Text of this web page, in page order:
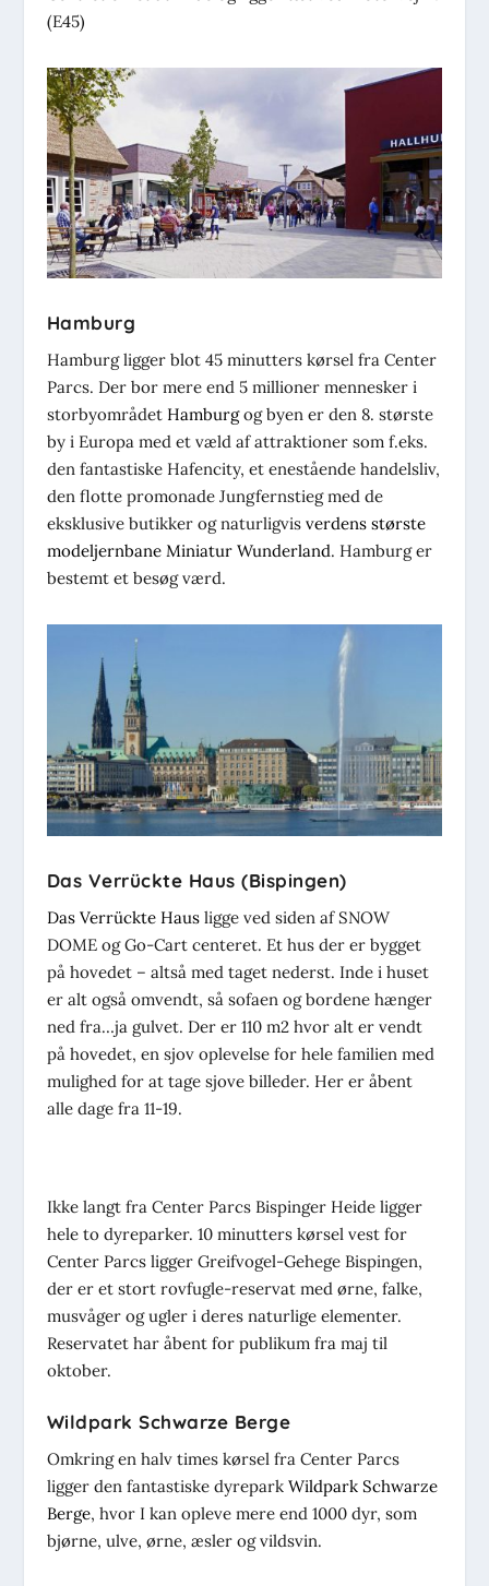
(E45)
Hamburg
Hamburg ligger blot 45 minutters kørsel fra Center
Parcs. Der bor mere end 5 millioner mennesker i
storbyområdet Hamburgog byen er den 8. største
by i Europa med et væld af attraktioner som f.eks.
den fantastiske Hafencity, et enestående handelsliv,
den flotte promonade Jungfernstieg med de
eksklusive butikker og naturligvis verdens største
modeljernbane Miniatur Wunderland. Hamburg er
bestemt et besøg værd.
Das Verrückte Haus (Bispingen)
Das Verrückte Hausligge ved siden af SNOW
DOME og Go-Cart centeret. Et hus der er bygget
på hovedet – altså med taget nederst. Inde i huset
er alt også omvendt, så sofaen og bordene hænger
ned fra…ja gulvet. Der er 110 m2 hvor alt er vendt
på hovedet, en sjov oplevelse for hele familien med
mulighed for at tage sjove billeder. Her er åbent
alle dage fra 11-19.
Ikke langt fra Center Parcs Bispinger Heide ligger
hele to dyreparker. 10 minutters kørsel vest for
Center Parcs ligger Greifvogel-Gehege Bispingen,
der er et stort rovfugle-reservat med ørne, falke,
musvåger og ugler i deres naturlige elementer.
Reservatet har åbent for publikum fra maj til
oktober.
Wildpark Schwarze Berge
Omkring en halv times kørsel fra Center Parcs
ligger den fantastiske dyrepark Wildpark Schwarze
Berge, hvor I kan opleve mere end 1000 dyr, som
bjørne, ulve, ørne, æsler og vildsvin.